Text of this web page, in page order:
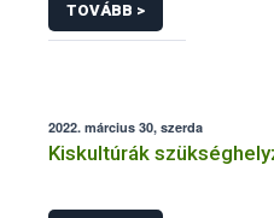
TOVÁBB >
2022. március 30, szerda
Kiskultúrák